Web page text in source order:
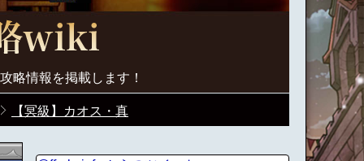
略情報を掲載します！
【冥級】カオス・真